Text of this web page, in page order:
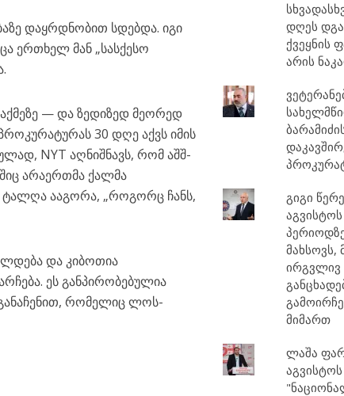
დაყრდნობით სდებდა. იგი
ერთხელ მან „სასქესო
— და ზედიზედ მეორედ
30 დღე აქვს იმის
NYT აღნიშნავს, რომ აშშ-
არაერთმა ქალმა
ტალღა ააგორა, „როგორც ჩანს,
და კიბოთია
ეს განპირობებულია
რომელიც ლოს-
დღეს
ქვეყნის
არის
გიგი
მახსოვს,
მიმართ
ლაშა